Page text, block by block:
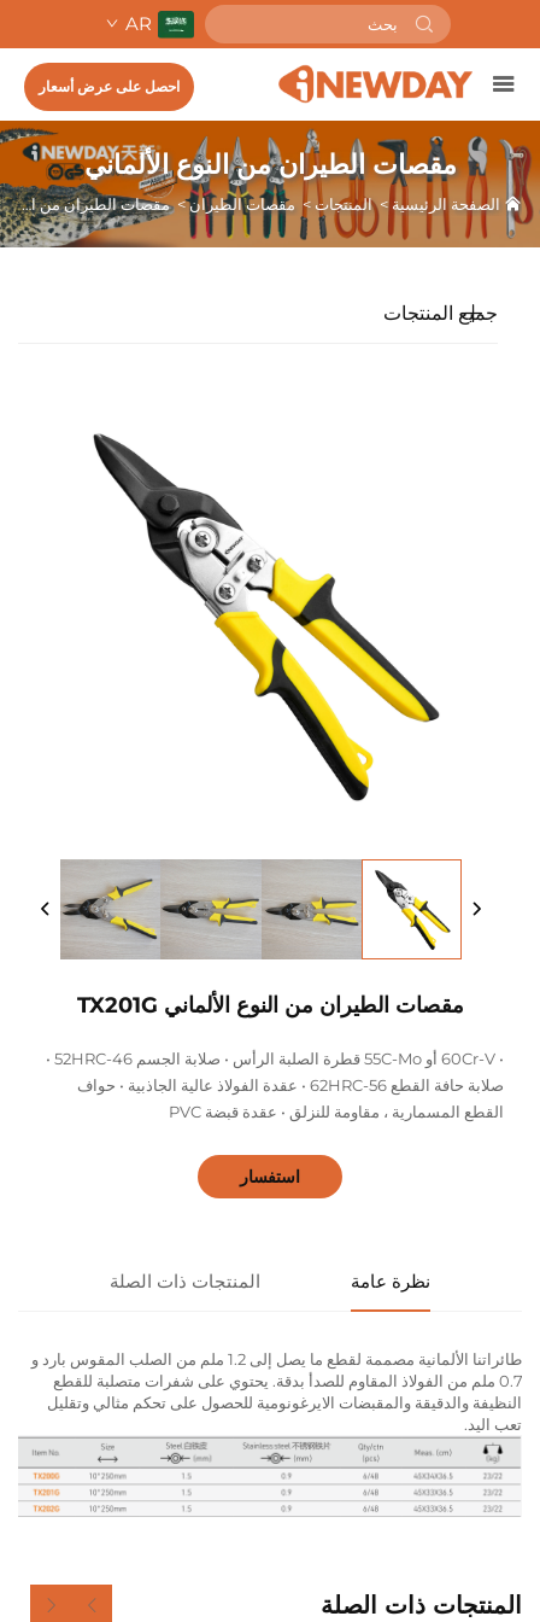
AR
احصل على عرض أسعار
مقصات الطيران من النوع الألماني
الصفحة الرئيسية>المنتجات>مقصات الطيران>مقصات الطيران من النوع الألماني
جميع المنتجات
مقصات الطيران من النوع الألماني TX201G
• 60Cr-V أو 55C-Mo قطرة الصلبة الرأس • صلابة الجسم 46-52HRC •
صلابة حافة القطع 56-62HRC • عقدة الفولاذ عالية الجاذبية • حواف
القطع المسمارية ، مقاومة للنزلق • عقدة قبضة PVC
استفسار
نظرة عامة المنتجات ذات الصلة
طائراتنا الألمانية مصممة لقطع ما يصل إلى 1.2 ملم من الصلب المقوس بارد و
0.7 ملم من الفولاذ المقاوم للصدأ بدقة. يحتوي على شفرات متصلبة للقطع
النظيفة والدقيقة والمقبضات الايرغونومية للحصول على تحكم مثالي وتقليل
تعب اليد.
المنتجات ذات الصلة